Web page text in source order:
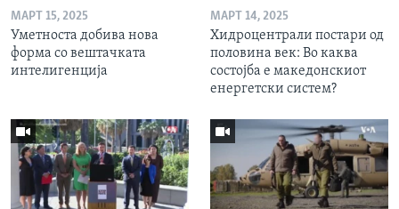
МАРТ 15, 2025
Уметноста добива нова
форма со вештачката
интелигенција
МАРТ 14, 2025
Хидроцентрали постари од
половина век: Во каква
состојба е македонскиот
енергетски систем?